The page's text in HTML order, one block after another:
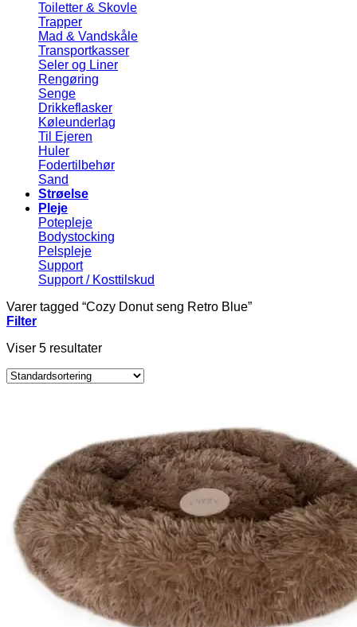
Toiletter & Skovle
Trapper
Mad & Vandskåle
Transportkasser
Seler og Liner
Rengøring
Senge
Drikkeflasker
Køleunderlag
Til Ejeren
Huler
Fodertilbehør
Sand
Strøelse
Pleje
Potepleje
Bodystocking
Pelspleje
Support
Support / Kosttilskud
Varer tagged “Cozy Donut seng Retro Blue”
Filter
Viser 5 resultater